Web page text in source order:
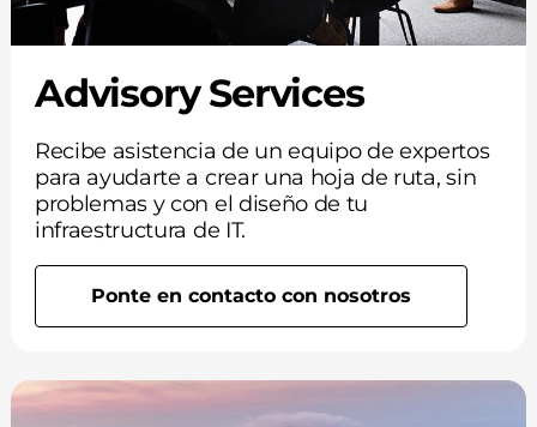
Advisory Services
Recibe asistencia de un equipo de expertos
para ayudarte a crear una hoja de ruta, sin
problemas y con el diseño de tu
infraestructura de IT.
Ponte en contacto con nosotros